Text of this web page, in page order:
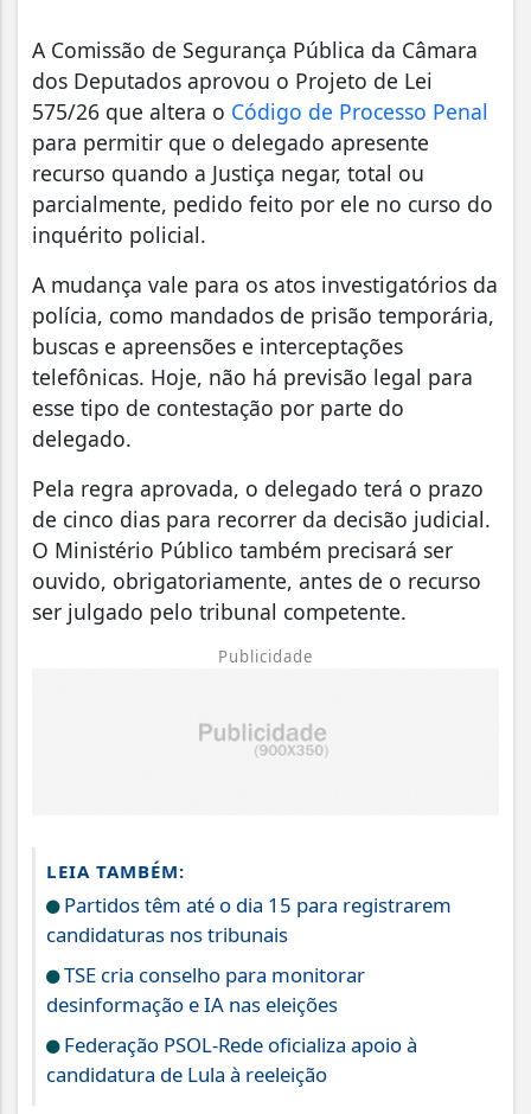
A Comissão de Segurança Pública da Câmara
dos Deputados aprovou o Projeto de Lei
575/26 que altera o Código de Processo Penal
para permitir que o delegado apresente
recurso quando a Justiça negar, total ou
parcialmente, pedido feito por ele no curso do
inquérito policial.
A mudança vale para os atos investigatórios da
polícia, como mandados de prisão temporária,
buscas e apreensões e interceptações
telefônicas. Hoje, não há previsão legal para
esse tipo de contestação por parte do
delegado.
Pela regra aprovada, o delegado terá o prazo
de cinco dias para recorrer da decisão judicial.
O Ministério Público também precisará ser
ouvido, obrigatoriamente, antes de o recurso
ser julgado pelo tribunal competente.
Publicidade
LEIA TAMBÉM:
Partidos têm até o dia 15 para registrarem
candidaturas nos tribunais
TSE cria conselho para monitorar
desinformação e IA nas eleições
Federação PSOL-Rede oficializa apoio à
candidatura de Lula à reeleição